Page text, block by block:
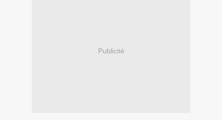
Publicité